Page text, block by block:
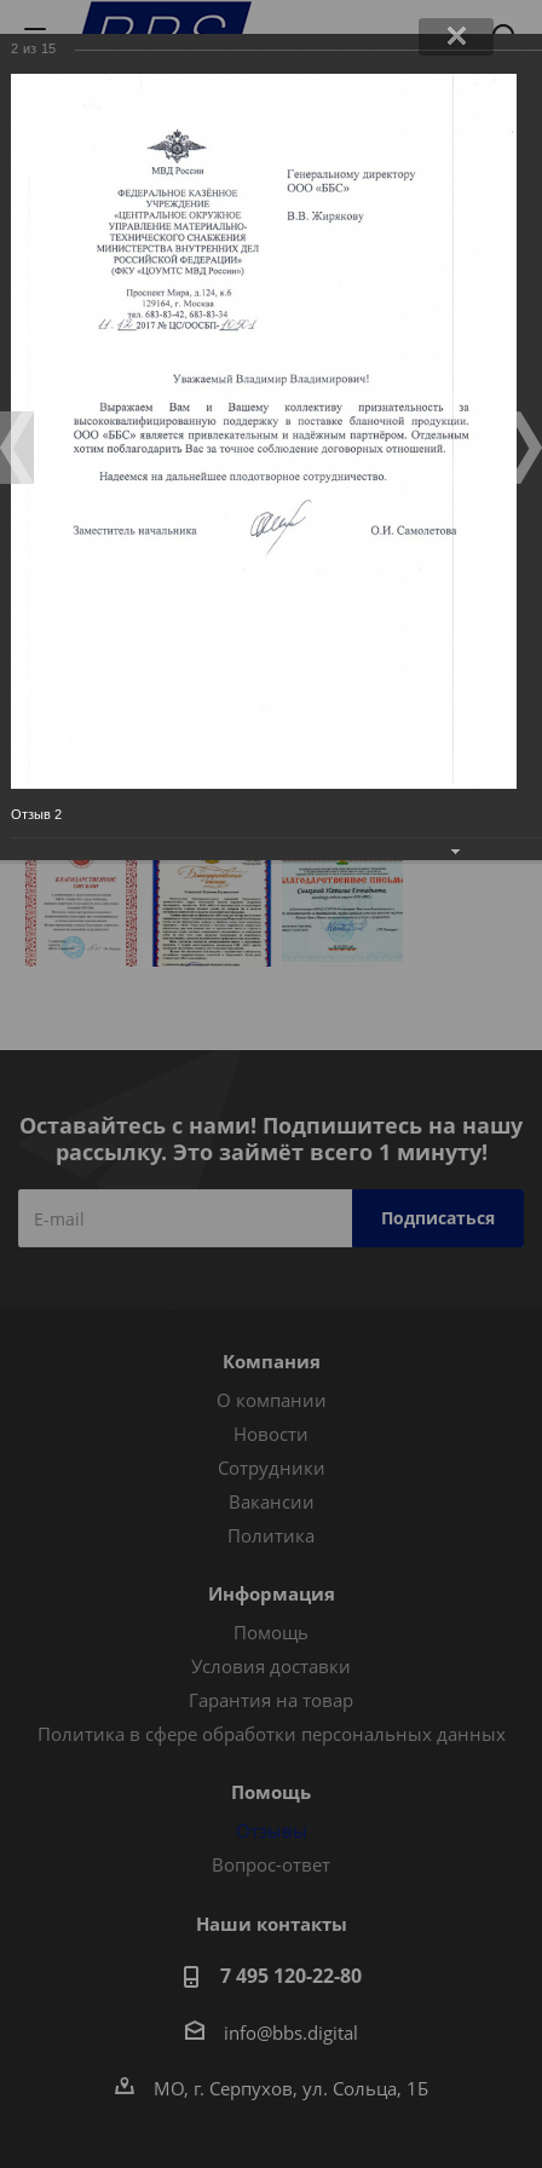
Главная - Отзывы - Отзывы
Оставайтесь с нами! Подпишитесь на нашу
рассылку. Это займёт всего 1 минуту!
Компания
О компании
Новости
Сотрудники
Вакансии
Политика
Информация
Помощь
Условия доставки
Гарантия на товар
Политика в сфере обработки персональных данных
Помощь
Отзывы
Вопрос-ответ
Наши контакты
7 495 120-22-80
info@bbs.digital
МО, г. Серпухов, ул. Сольца, 1Б
2 из 15
Отзыв 2